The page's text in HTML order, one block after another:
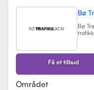
Bø
Bø
en
Få et tilbud
Området